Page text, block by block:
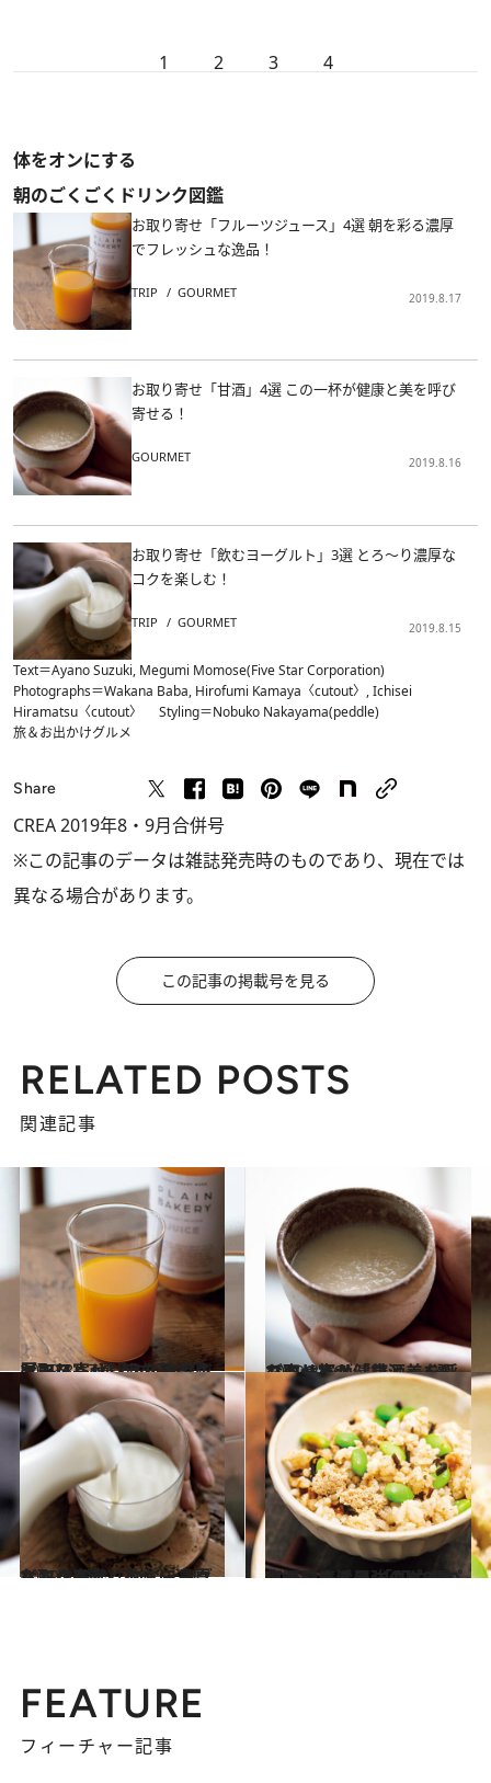
1 2 3 4
体をオンにする
朝のごくごくドリンク図鑑
お取り寄せ「フルーツジュース」4選 朝を彩る濃厚
でフレッシュな逸品！
TRIP GOURMET 2019.8.17
お取り寄せ「甘酒」4選 この一杯が健康と美を呼び
寄せる！
GOURMET 2019.8.16
お取り寄せ「飲むヨーグルト」3選 とろ～り濃厚な
コクを楽しむ！
TRIP GOURMET 2019.8.15
Text＝Ayano Suzuki, Megumi Momose(Five Star Corporation)
Photographs＝Wakana Baba, Hirofumi Kamaya〈cutout〉, Ichisei
Hiramatsu〈cutout〉 Styling＝Nobuko Nakayama(peddle)
旅＆お出かけグルメ
Share
CREA 2019年8・9月合併号
※この記事のデータは雑誌発売時のものであり、現在では
異なる場合があります。
この記事の掲載号を見る
RELATED POSTS
関連記事
2019.8.17
お取り寄せ「フルーツジュース」4選 朝を彩る濃厚でフレッシュな逸品！
グルメ 2019.8.16
お取り寄せ「甘酒」4選 この一杯が健康と美を呼び寄せる！
グルメ
2019.8.15
お取り寄せ「飲むヨーグルト」3選 とろ～り濃厚なコクを楽しむ！
グルメ 2019.4.8
高野豆腐は最強のダイエットフード！ 「即やせパウダー」活用レシピ2選
ライフスタイル
FEATURE
フィーチャー記事